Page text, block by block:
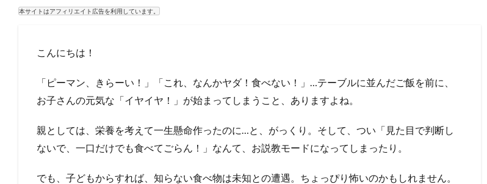
本サイトはアフィリエイト広告を利用しています。
こんにちは！
「ピーマン、きらーい！」「これ、なんかヤダ！食べない！」…テーブルに並んだご飯を前に、
お子さんの元気な「イヤイヤ！」が始まってしまうこと、ありますよね。
親としては、栄養を考えて一生懸命作ったのに…と、がっくり。そして、つい「見た目で判断し
ないで、一口だけでも食べてごらん！」なんて、お説教モードになってしまったり。
でも、子どもからすれば、知らない食べ物は未知との遭遇。ちょっぴり怖いのかもしれません。